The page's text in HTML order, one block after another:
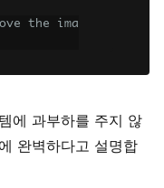
the ima
에 과부하를 주지 않
완벽하다고 설명합